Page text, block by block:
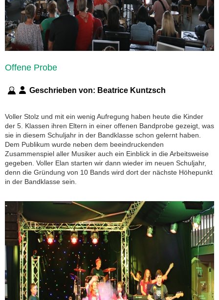
Offene Probe
Geschrieben von: Beatrice Kuntzsch
Voller Stolz und mit ein wenig Aufregung haben heute die Kinder
der 5. Klassen ihren Eltern in einer offenen Bandprobe gezeigt, was
sie in diesem Schuljahr in der Bandklasse schon gelernt haben.
Dem Publikum wurde neben dem beeindruckenden
Zusammenspiel aller Musiker auch ein Einblick in die Arbeitsweise
gegeben. Voller Elan starten wir dann wieder im neuen Schuljahr,
denn die Gründung von 10 Bands wird dort der nächste Höhepunkt
in der Bandklasse sein.